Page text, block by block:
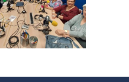
podcast
gratuito es
para ti!